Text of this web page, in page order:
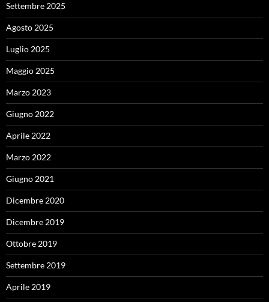
Settembre 2025
Agosto 2025
Luglio 2025
Maggio 2025
Marzo 2023
Giugno 2022
Aprile 2022
Marzo 2022
Giugno 2021
Dicembre 2020
Dicembre 2019
Ottobre 2019
Settembre 2019
Aprile 2019